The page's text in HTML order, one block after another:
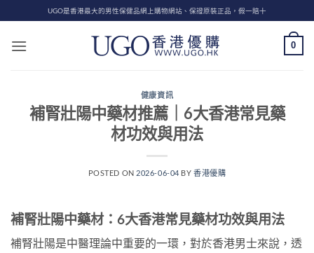
to
content
UGO是香港最大的男性保健品網上購物網站、保證原裝正品，假一賠十
0
健康資訊
補腎壯陽中藥材推薦｜6大香港常見藥
材功效與用法
POSTED ON 2026-06-04 BY香港優購
補腎壯陽中藥材：6大香港常見藥材功效與用法
補腎壯陽是中醫理論中重要的一環，對於香港男士來說，透